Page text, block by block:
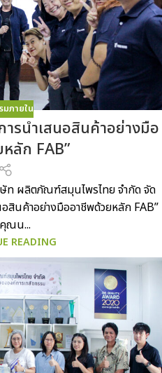
มภายใน
รนำเสนอสินค้าอย่างมือ
ลัก FAB”
ท ผลิตภัณฑ์สมุนไพรไทย จำกัด จัด
สินค้าอย่างมืออาชีพด้วยหลัก FAB”
ณน...
READING